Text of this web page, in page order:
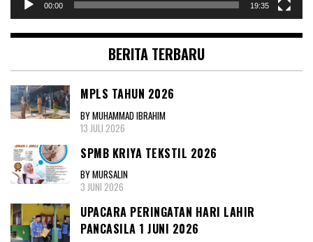
00:00 19:35
BERITA TERBARU
MPLS TAHUN 2026
BY MUHAMMAD IBRAHIM
13 JULI 2026
SPMB KRIYA TEKSTIL 2026
BY MURSALIN
3 JUNI 2026
UPACARA PERINGATAN HARI LAHIR
PANCASILA 1 JUNI 2026